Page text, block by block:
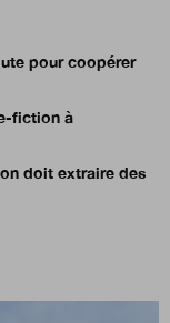
pour coopérer
fiction à
doit extraire des